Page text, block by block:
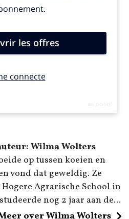
Wilma Wolters
op tussen koeien en
vond dat geweldig. Ze
Agrarische School in
nog 2 jaar aan de...
over Wilma Wolters